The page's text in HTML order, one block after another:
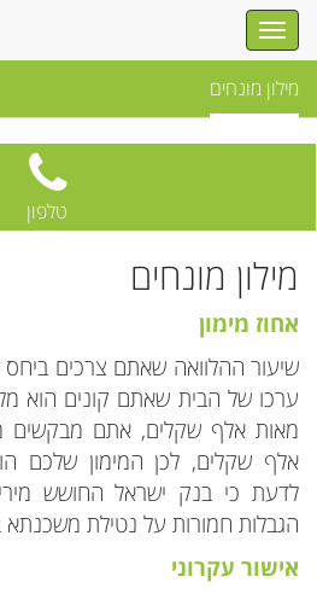
מילון מונחים
טלפון
מילון מונחים
אחוז מימון
שיעור ההלוואה שאתם צרכים
ערכו של הבית שאתם קונים הוא
מאות אלף שקלים, אתם
לדעת כי בנק ישראל החושש
הגבלות חמורות על נטילת משכנתא
אישור עקרוני